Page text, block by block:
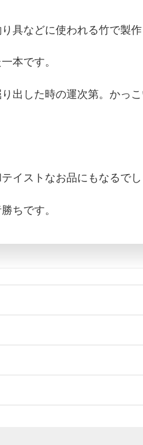
具などに使われる竹で製
本です。
出した時の運次第。かっ
イストなお品にもなるで
ちです。